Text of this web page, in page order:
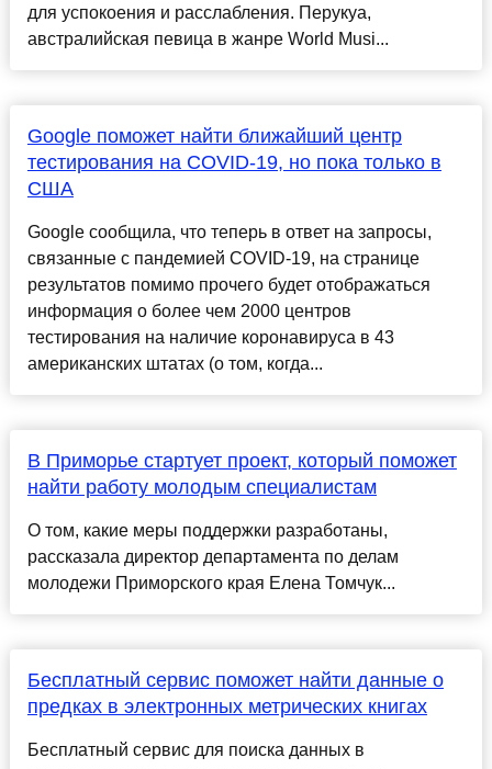
для успокоения и расслабления. Перукуа,
австралийская певица в жанре World Musi...
Google поможет найти ближайший центр
тестирования на COVID-19, но пока только в
США
Google сообщила, что теперь в ответ на запросы,
связанные с пандемией COVID-19, на странице
результатов помимо прочего будет отображаться
информация о более чем 2000 центров
тестирования на наличие коронавируса в 43
американских штатах (о том, когда...
В Приморье стартует проект, который поможет
найти работу молодым специалистам
О том, какие меры поддержки разработаны,
рассказала директор департамента по делам
молодежи Приморского края Елена Томчук...
Бесплатный сервис поможет найти данные о
предках в электронных метрических книгах
Бесплатный сервис для поиска данных в